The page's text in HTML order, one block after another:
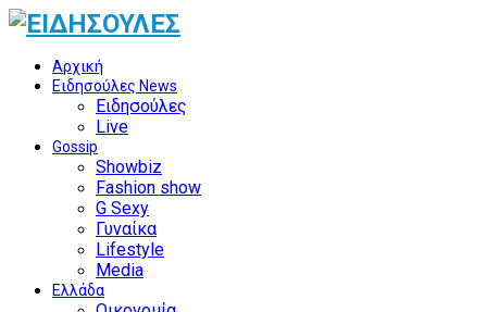
Αρχική
Ειδησούλες News
Ειδησούλες
Live
Gossip
Showbiz
Fashion show
G Sexy
Γυναίκα
Lifestyle
Media
Ελλάδα